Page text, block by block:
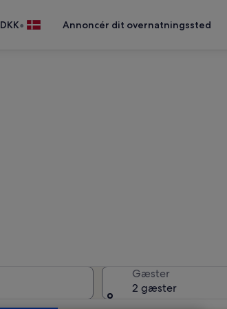
DKK• Annoncér dit overnatningssted
Gæster
2 gæster